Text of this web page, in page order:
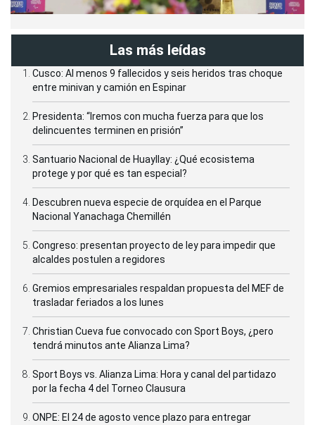
Las más leídas
Cusco: Al menos 9 fallecidos y seis heridos tras choque
entre minivan y camión en Espinar
Presidenta: “Iremos con mucha fuerza para que los
delincuentes terminen en prisión”
Santuario Nacional de Huayllay: ¿Qué ecosistema
protege y por qué es tan especial?
Descubren nueva especie de orquídea en el Parque
Nacional Yanachaga Chemillén
Congreso: presentan proyecto de ley para impedir que
alcaldes postulen a regidores
Gremios empresariales respaldan propuesta del MEF de
trasladar feriados a los lunes
Christian Cueva fue convocado con Sport Boys, ¿pero
tendrá minutos ante Alianza Lima?
Sport Boys vs. Alianza Lima: Hora y canal del partidazo
por la fecha 4 del Torneo Clausura
ONPE: El 24 de agosto vence plazo para entregar